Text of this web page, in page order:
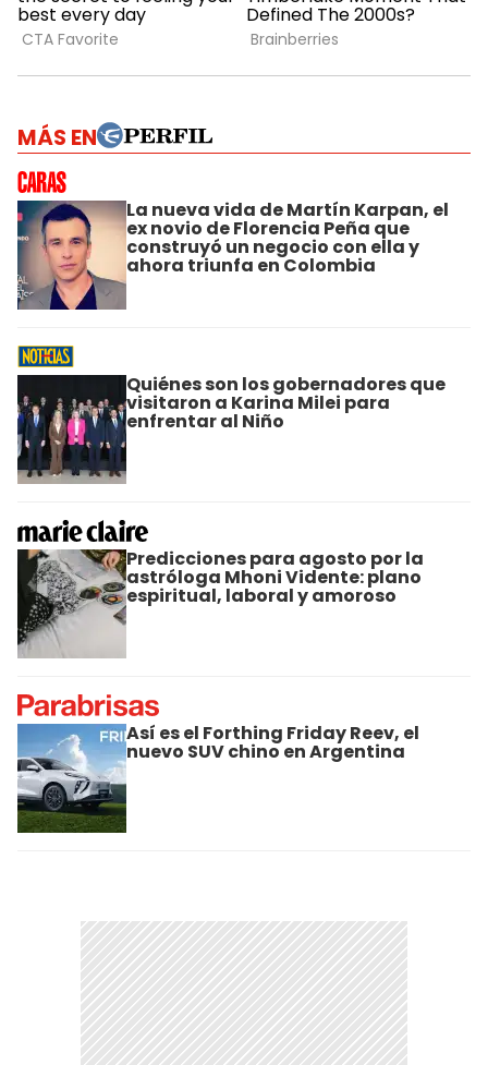
MÁS EN
La nueva vida de Martín Karpan, el
ex novio de Florencia Peña que
construyó un negocio con ella y
ahora triunfa en Colombia
Quiénes son los gobernadores que
visitaron a Karina Milei para
enfrentar al Niño
Predicciones para agosto por la
astróloga Mhoni Vidente: plano
espiritual, laboral y amoroso
Así es el Forthing Friday Reev, el
nuevo SUV chino en Argentina